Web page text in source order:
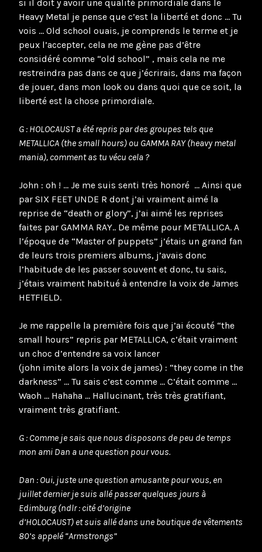
si il doit y avoir une qualité primordiale dans le
Heavy Metal je pense que c’est la liberté et donc … Tu
vois … Old school ouais, je comprends le terme et je
peux l’accepter, cela ne me gène pas d’être
considéré comme “old school” , mais cela ne me
restreindra pas dans ce que j’écrirais, dans ma façon
de jouer, dans mon look ou dans quoi que ce soit, la
liberté est la chose primordiale.
G : HOLOCAUST a été repris par des groupes tels que
METALLICA (the small hours) ou GAMMA RAY (heavy metal
mania), comment as tu vécu cela ?
John : oh ! … Je me suis senti très honoré … Ainsi que
par SIX FEET UNDE R dont j’ai vraiment aimé la
reprise de “death or glory”, j’ai aimé les reprises
faites par GAMMA RAY.. De même pour METALLICA. A
l’époque de “Master of puppets” j’étais un grand fan
de leurs trois premiers albums, j’avais donc
l’habitude de les passer souvent et donc, tu sais,
j’étais vraiment habitué à entendre la voix de James
HETFIELD.
Je me rappelle la première fois que j’ai écouté “the
small hours” repris par METALLICA, c’était vraiment
un choc d’entendre sa voix lancer
(john imite alors la voix de james) : “they come in the
darkness” … Tu sais c’est comme … C’était comme …
Waoh … Hahaha … Hallucinant, très très gratifiant,
vraiment très gratifiant.
G : Comme je sais que nous disposons de peu de temps
mon ami Dan a une question pour vous.
Dan : Oui, juste une question amusante pour vous, en
juillet dernier je suis allé passer quelques jours à
Edimburg (ndlr : cité d’origine
d’HOLOCAUST) et suis allé dans une boutique de vêtements
80’s appelé “Armstrongs”